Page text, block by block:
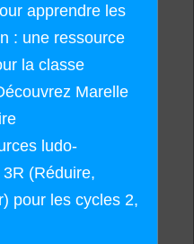
apprendre les
: une ressource
la classe
Marelle
ludo-
(Réduire,
pour les cycles 2,